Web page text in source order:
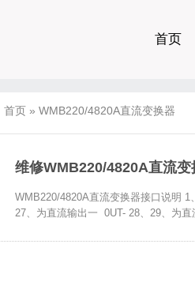
首页
首页 » WMB220/4820A直流变换器
维修WMB220/4820A直流变
WMB220/4820A直流变换器接口说
27、为直流输出一 0UT- 28、29、为